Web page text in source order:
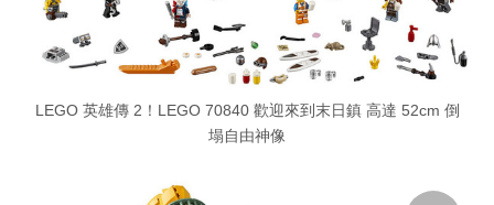
LEGO 英雄傳 2！LEGO 70840 歡迎來到末日鎮 高達 52cm 倒
塌自由神像